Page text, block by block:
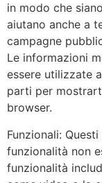
in modo che
aiutano anche a
campagne
Le informazioni
essere utilizzate
parti per
browser.
Funzionali:
funzionalità non
funzionalità